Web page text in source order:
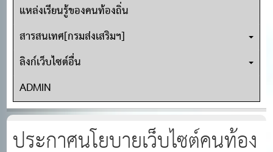
แหล่งเรียนรู้ของคนท้องถิ่น
สารสนเทศ[กรมส่งเสริมฯ]
ลิงก์เว็บไซต์อื่น
ADMIN
ประกาศนโยบายเว็บไซต์คนท้อง